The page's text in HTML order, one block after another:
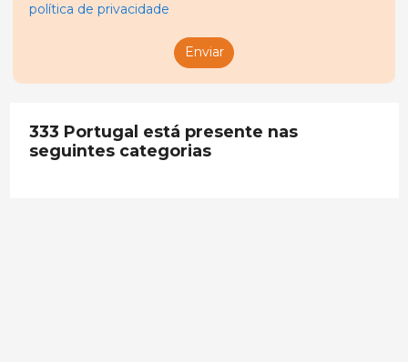
política de privacidade
Enviar
333 Portugal está presente nas
seguintes categorias